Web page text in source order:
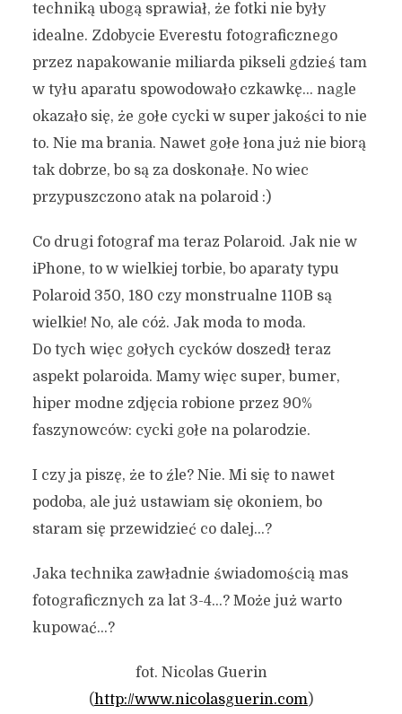
techniką ubogą sprawiał, że fotki nie były
idealne. Zdobycie Everestu fotograficznego
przez napakowanie miliarda pikseli gdzieś tam
w tyłu aparatu spowodowało czkawkę… nagle
okazało się, że gołe cycki w super jakości to nie
to. Nie ma brania. Nawet gołe łona już nie biorą
tak dobrze, bo są za doskonałe. No wiec
przypuszczono atak na polaroid :)
Co drugi fotograf ma teraz Polaroid. Jak nie w
iPhone, to w wielkiej torbie, bo aparaty typu
Polaroid 350, 180 czy monstrualne 110B są
wielkie! No, ale cóż. Jak moda to moda.
Do tych więc gołych cycków doszedł teraz
aspekt polaroida. Mamy więc super, bumer,
hiper modne zdjęcia robione przez 90%
faszynowców: cycki gołe na polarodzie.
I czy ja piszę, że to źle? Nie. Mi się to nawet
podoba, ale już ustawiam się okoniem, bo
staram się przewidzieć co dalej…?
Jaka technika zawładnie świadomością mas
fotograficznych za lat 3-4…? Może już warto
kupować…?
fot. Nicolas Guerin
(http://www.nicolasguerin.com)